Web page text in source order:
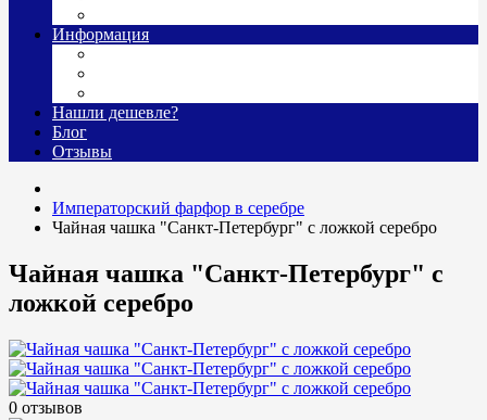
Информация
Нашли дешевле?
Блог
Отзывы
Императорский фарфор в серебре
Чайная чашка "Санкт-Петербург" с ложкой серебро
Чайная чашка "Санкт-Петербург" с
ложкой серебро
0 отзывов